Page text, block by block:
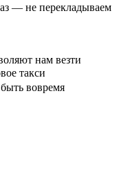
— не перекладываем
нам везти
такси
вовремя